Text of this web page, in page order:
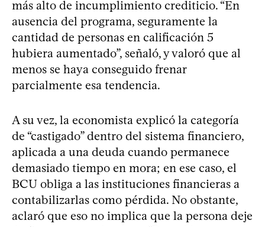
más alto de incumplimiento crediticio. “En
ausencia del programa, seguramente la
cantidad de personas en calificación 5
hubiera aumentado”, señaló, y valoró que al
menos se haya conseguido frenar
parcialmente esa tendencia.
A su vez, la economista explicó la categoría
de “castigado” dentro del sistema financiero,
aplicada a una deuda cuando permanece
demasiado tiempo en mora; en ese caso, el
BCU obliga a las instituciones financieras a
contabilizarlas como pérdida. No obstante,
aclaró que eso no implica que la persona deje